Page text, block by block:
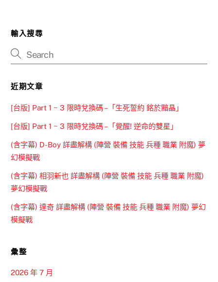
輸入搜尋
近期文章
[台版] Part 1 ~ 3 限時兌換碼 –「生死誓約 銘於黯晶」
[台版] Part 1 ~ 3 限時兌換碼 –「覺醒! 逆命的雙星」
(含字幕) D-Boy 詳盡解構 (陣營 裝備 技能 兵種 職業 附魔) 夢
幻模擬戰
(含字幕) 相羽新也 詳盡解構 (陣營 裝備 技能 兵種 職業 附魔)
夢幻模擬戰
(含字幕) 達奇 詳盡解構 (陣營 裝備 技能 兵種 職業 附魔) 夢幻
模擬戰
彙整
2026 年 7 月